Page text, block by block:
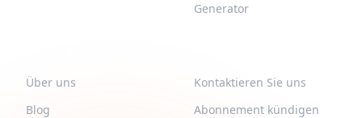
Generator
Über uns
Blog
Kontaktieren Sie uns
Abonnement kündigen